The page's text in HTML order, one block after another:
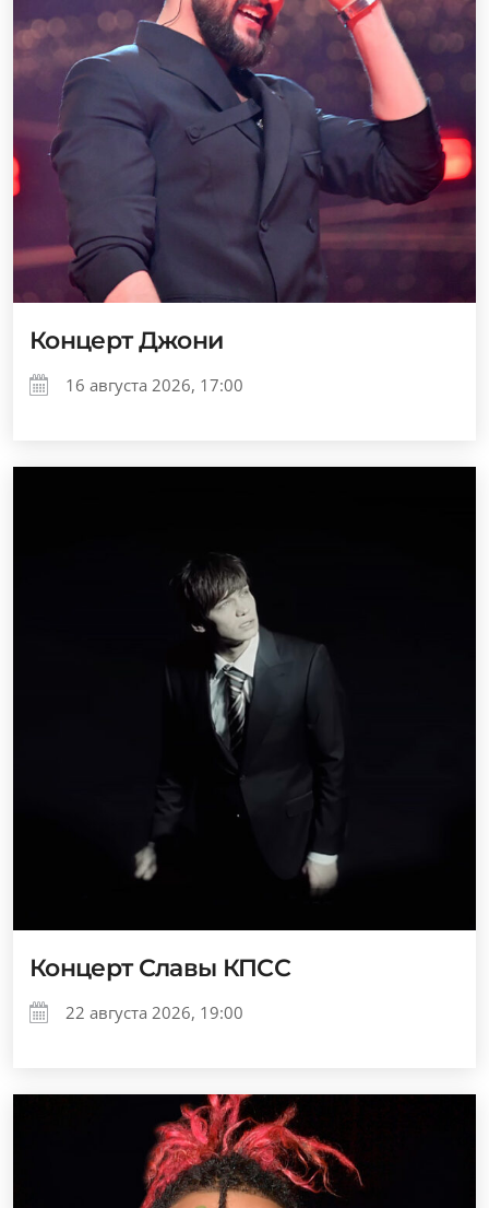
Концерт Джони
16 августа 2026, 17:00
Концерт Славы КПСС
22 августа 2026, 19:00